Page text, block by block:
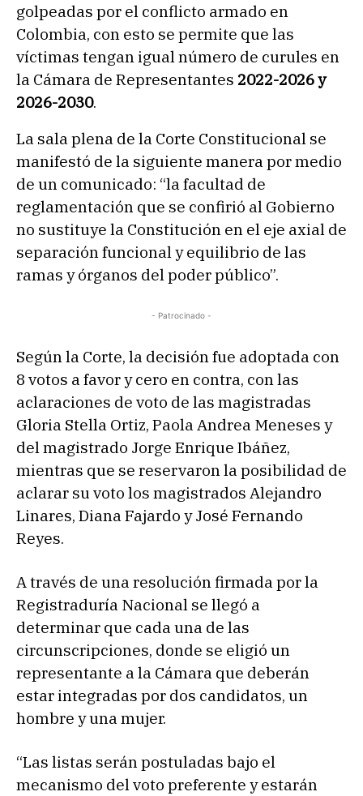
golpeadas por el conflicto armado en
Colombia, con esto se permite que las
víctimas tengan igual número de curules en
la Cámara de Representantes 2022-2026 y
2026-2030.
La sala plena de la Corte Constitucional se
manifestó de la siguiente manera por medio
de un comunicado: “la facultad de
reglamentación que se confirió al Gobierno
no sustituye la Constitución en el eje axial de
separación funcional y equilibrio de las
ramas y órganos del poder público”.
- Patrocinado -
Según la Corte, la decisión fue adoptada con
8 votos a favor y cero en contra, con las
aclaraciones de voto de las magistradas
Gloria Stella Ortiz, Paola Andrea Meneses y
del magistrado Jorge Enrique Ibáñez,
mientras que se reservaron la posibilidad de
aclarar su voto los magistrados Alejandro
Linares, Diana Fajardo y José Fernando
Reyes.
A través de una resolución firmada por la
Registraduría Nacional se llegó a
determinar que cada una de las
circunscripciones, donde se eligió un
representante a la Cámara que deberán
estar integradas por dos candidatos, un
hombre y una mujer.
“Las listas serán postuladas bajo el
mecanismo del voto preferente y estarán